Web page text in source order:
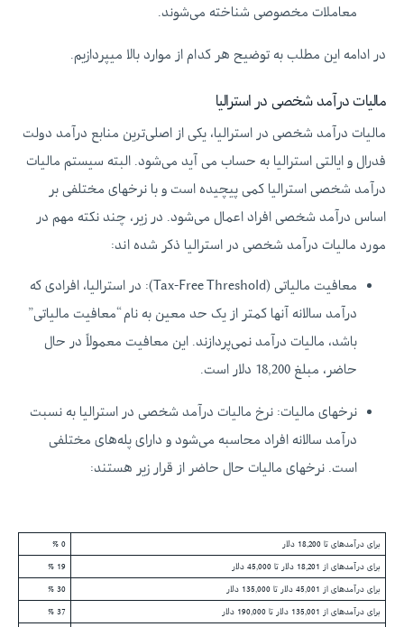
معاملات مخصوصی شناخته می‌شوند.
در ادامه این مطلب به توضیح هر کدام از موارد بالا میپردازیم.
مالیات درآمد شخصی در استرالیا
مالیات درآمد شخصی در استرالیا، یکی از اصلی‌ترین منابع درآمد دولت
فدرال و ایالتی استرالیا به حساب می آید می‌شود. البته سیستم مالیات
درآمد شخصی استرالیا کمی پیچیده است و با نرخهای مختلفی بر
اساس درآمد شخصی افراد اعمال می‌شود. در زیر، چند نکته مهم در
مورد مالیات درآمد شخصی در استرالیا ذکر شده اند:
معافیت مالیاتی (Tax-Free Threshold): در استرالیا، افرادی که
درآمد سالانه آنها کمتر از یک حد معین به نام “معافیت مالیاتی”
باشد، مالیات درآمد نمی‌پردازند. این معافیت معمولاً در حال
حاضر، مبلغ 18,200 دلار است.
نرخهای مالیات: نرخ مالیات درآمد شخصی در استرالیا به نسبت
درآمد سالانه افراد محاسبه می‌شود و دارای پله‌های مختلفی
است. نرخهای مالیات حال حاضر از قرار زیر هستند:
برای درآمدهای تا 18,200 دلار 0 %
برای درآمدهای از 18,201 دلار تا 45,000 دلار 19 %
برای درآمدهای از 45,001 دلار تا 135,000 دلار 30 %
برای درآمدهای از 135,001 دلار تا 190,000 دلار 37 %